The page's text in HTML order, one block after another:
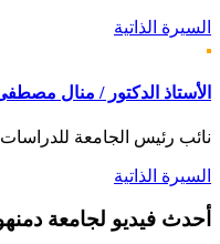
السيرة الذاتية
الأستاذ الدكتور / منال
نائب رئيس الجامعة للدراسات
السيرة الذاتية
أحدث فيديو لجامعة